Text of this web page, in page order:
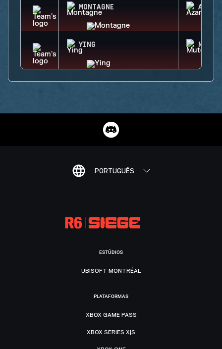
MONTAGNE AZAMI
YING MUTE
PORTUGUÊS
ESTÚDIOS
UBISOFT MONTRÉAL
PLATAFORMAS
XBOX GAME PASS
XBOX SERIES X|S